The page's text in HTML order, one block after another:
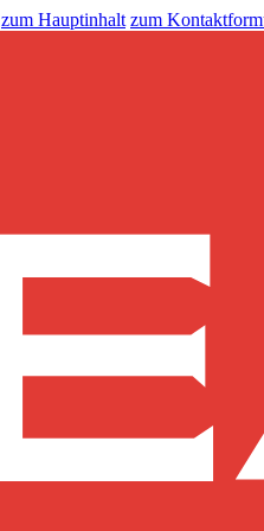
zum Hauptinhalt zum